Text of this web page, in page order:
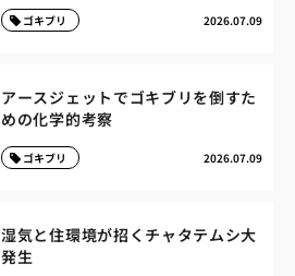
2026.07.09
ゴキブリ
アースジェットでゴキブリを倒すた
めの化学的考察
2026.07.09
ゴキブリ
湿気と住環境が招くチャタテムシ大
発生